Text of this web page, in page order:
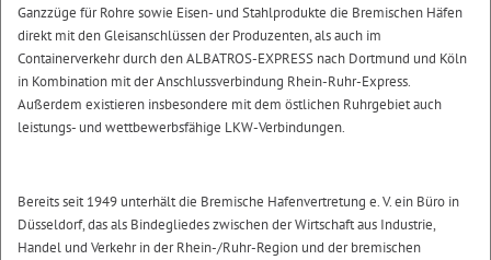
Ganzzüge für Rohre sowie Eisen- und Stahlprodukte die Bremischen Häfen
direkt mit den Gleisanschlüssen der Produzenten, als auch im
Containerverkehr durch den ALBATROS-EXPRESS nach Dortmund und Köln
in Kombination mit der Anschlussverbindung Rhein-Ruhr-Express.
Außerdem existieren insbesondere mit dem östlichen Ruhrgebiet auch
leistungs- und wettbewerbsfähige LKW-Verbindungen.
Bereits seit 1949 unterhält die Bremische Hafenvertretung e. V. ein Büro in
Düsseldorf, das als Bindegliedes zwischen der Wirtschaft aus Industrie,
Handel und Verkehr in der Rhein-/Ruhr-Region und der bremischen